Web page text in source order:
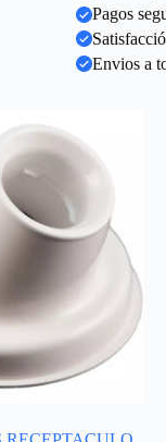
Pagos
Envios a